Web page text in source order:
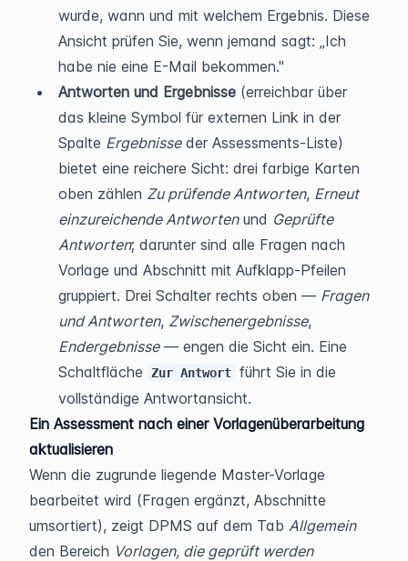
wurde, wann und mit welchem Ergebnis. Diese
Ansicht prüfen Sie, wenn jemand sagt: „Ich
habe nie eine E-Mail bekommen."
Antworten und Ergebnisse (erreichbar über
das kleine Symbol für externen Link in der
Spalte Ergebnisse der Assessments-Liste)
bietet eine reichere Sicht: drei farbige Karten
oben zählen Zu prüfende Antworten, Erneut
einzureichende Antworten und Geprüfte
Antworten; darunter sind alle Fragen nach
Vorlage und Abschnitt mit Aufklapp-Pfeilen
gruppiert. Drei Schalter rechts oben — Fragen
und Antworten, Zwischenergebnisse
Endergebnisse — engen die Sicht ein. Eine
Schaltfläche
Zur Antwort führt Sie in die
vollständige Antwortansicht.
Ein Assessment nach einer Vorlagenüberarbeitung
aktualisieren
Wenn die zugrunde liegende Master-Vorlage
bearbeitet wird (Fragen ergänzt, Abschnitte
umsortiert), zeigt DPMS auf dem Tab Allgemein
den Bereich Vorlagen, die geprüft werden